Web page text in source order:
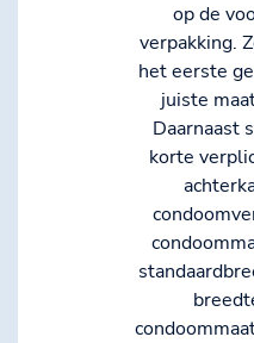
op de
verpakking.
het eerste
juiste
Daarnaast
korte